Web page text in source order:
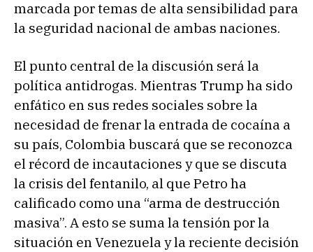
marcada por temas de alta sensibilidad para
la seguridad nacional de ambas naciones.
El punto central de la discusión será la
política antidrogas. Mientras Trump ha sido
enfático en sus redes sociales sobre la
necesidad de frenar la entrada de cocaína a
su país, Colombia buscará que se reconozca
el récord de incautaciones y que se discuta
la crisis del fentanilo, al que Petro ha
calificado como una “arma de destrucción
masiva”. A esto se suma la tensión por la
situación en Venezuela y la reciente decisión